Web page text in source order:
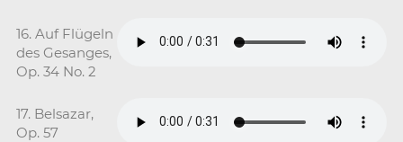
16. Auf Flügeln
des Gesanges,
Op. 34 No. 2
17. Belsazar,
Op. 57